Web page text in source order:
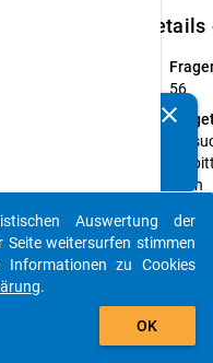
Details
56
Sie
oben
Beruf
Ihrer
clear
auto_stories
add_shopping_cart
Auswertung der
Seite weitersurfen stimmen
Informationen zu Cookies
.
OK